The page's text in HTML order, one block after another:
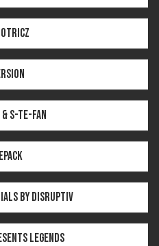
S-te-Fan
by Disruptiv
Legends